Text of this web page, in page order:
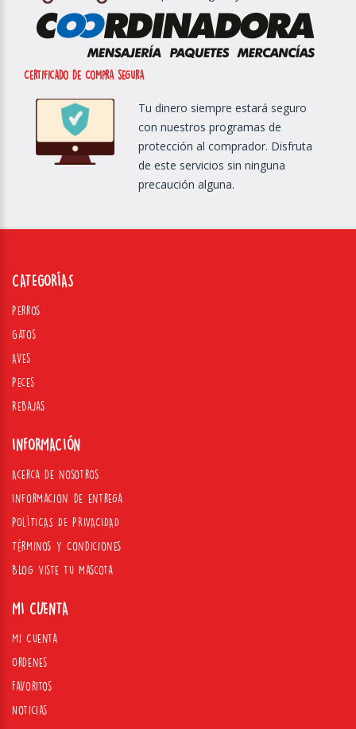
Certificado de Compra segura
Tu dinero siempre estará seguro
con nuestros programas de
protección al comprador. Disfruta
de este servicios sin ninguna
precaución alguna.
CATEGORÍAS
Perros
Gatos
Aves
Peces
Rebajas
INFORMACIÓN
Acerca de nosotros
Informacion de entrega
POLÍTICAS DE PRIVACIDAD
Términos y Condiciones
Blog Viste tu mascota
MI CUENTA
Mi Cuenta
Ordenes
Favoritos
Noticias